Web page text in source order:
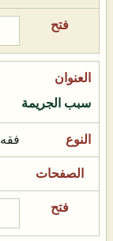
سبب الجريمة
فقه